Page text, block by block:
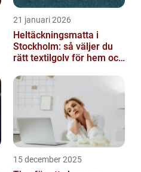
21 januari 2026
Heltäckningsmatta i
Stockholm: så väljer du
rätt textilgolv för hem och
15 december 2025